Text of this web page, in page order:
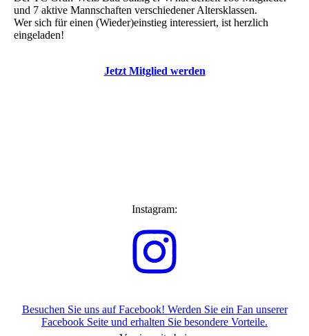
und 7 aktive Mannschaften verschiedener Altersklassen.
Wer sich für einen (Wieder)einstieg interessiert, ist herzlich
eingeladen!
Jetzt Mitglied werden
Instagram:
Besuchen Sie uns auf Facebook! Werden Sie ein Fan unserer
Facebook Seite und erhalten Sie besondere Vorteile.